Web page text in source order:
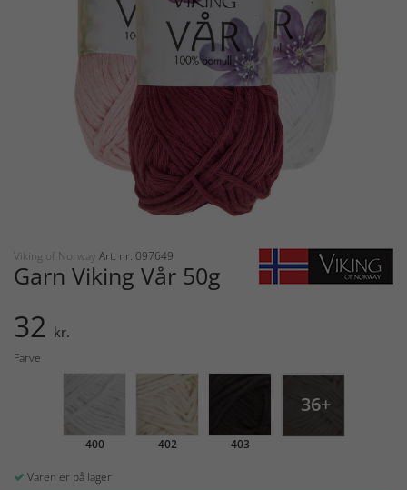
Viking of Norway Art. nr: 097649
Garn Viking Vår 50g
32 kr.
Farve
400 402 403
36+
Varen er på lager